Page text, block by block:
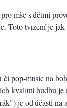
mše s dětmi
Toto tvrzení je jak
pop-music na
kvalitní hudbu
je od účasti na